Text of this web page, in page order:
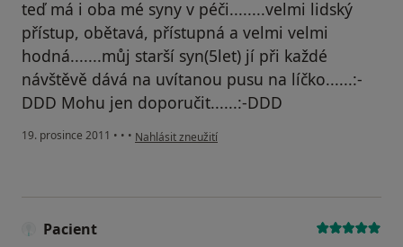
teď má i oba mé syny v péči........velmi lidský
přístup, obětavá, přístupná a velmi velmi
hodná.......můj starší syn(5let) jí při každé
návštěvě dává na uvítanou pusu na líčko......:-
DDD Mohu jen doporučit......:-DDD
19. prosince 2011 • • • podle názoru uživatele Pacient
Nahlásit zneužití
Pacient